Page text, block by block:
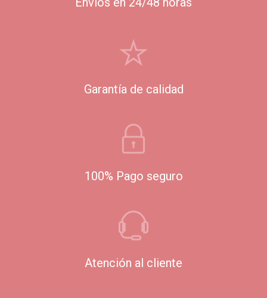
Garantía de calidad
100% Pago seguro
Atención al cliente